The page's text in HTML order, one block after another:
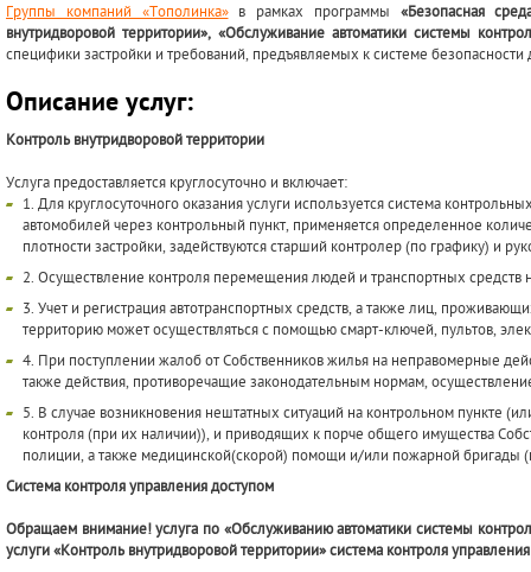
Группы компаний «Тополинка»в рамках программы «Безопасная
внутридворовой территории», «Обслуживание автоматики системы
специфики застройки и требований, предъявляемых к системе безопасности
Описание услуг:
Контроль внутридворовой территории
Услуга предоставляется круглосуточно и включает:
1. Для круглосуточного оказания услуги используется система
автомобилей через контрольный пункт, применяется определенное
плотности застройки, задействуются старший контролер (по графику) и
2. Осуществление контроля перемещения людей и транспортных
3. Учет и регистрация автотранспортных средств, а также лиц,
территорию может осуществляться с помощью смарт-ключей, пультов,
4. При поступлении жалоб от Собственников жилья на неправомерные
также действия, противоречащие законодательным нормам,
5. В случае возникновения нештатных ситуаций на контрольном пункте
контроля (при их наличии)), и приводящих к порче общего имущества
полиции, а также медицинской(скорой) помощи и/или пожарной бригады
Система контроля управления доступом
Обращаем внимание! услуга по «Обслуживанию автоматики системы
услуги «Контроль внутридворовой территории» система контроля